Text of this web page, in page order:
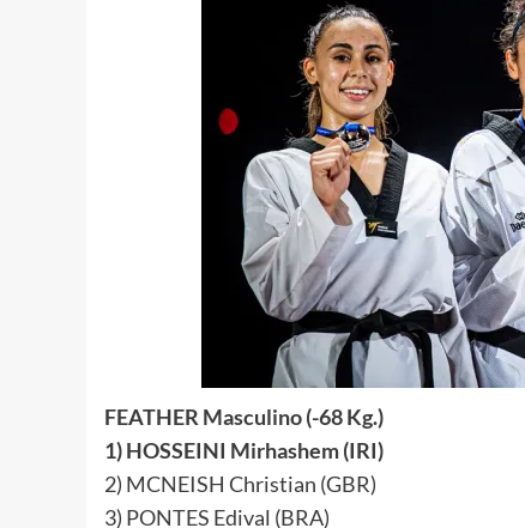
FEATHER Masculino (-68 Kg.)
1) HOSSEINI Mirhashem (IRI)
2) MCNEISH Christian (GBR)
3) PONTES Edival (BRA)